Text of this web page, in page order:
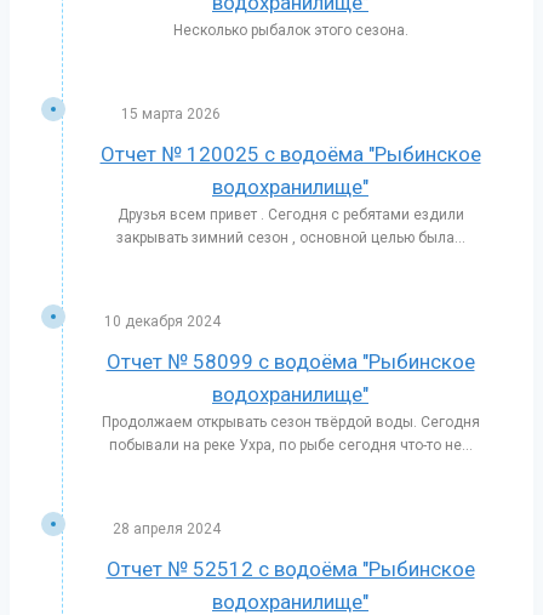
Несколько рыбалок этого сезона.
15 марта 2026
Отчет № 120025 с водоёма "Рыбинское
водохранилище"
Друзья всем привет . Сегодня с ребятами ездили
закрывать зимний сезон , основной целью была...
10 декабря 2024
Отчет № 58099 с водоёма "Рыбинское
водохранилище"
Продолжаем открывать сезон твёрдой воды. Сегодня
побывали на реке Ухра, по рыбе сегодня что-то не...
28 апреля 2024
Отчет № 52512 с водоёма "Рыбинское
водохранилище"